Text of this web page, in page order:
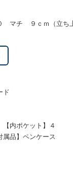
チ ９ｃｍ（立ち
ド
内ポケット】４
属品】ペンケース